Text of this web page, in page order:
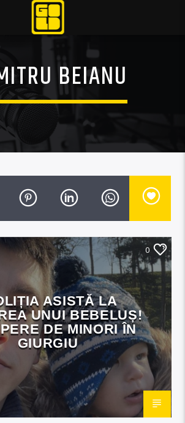
BEIANU
0
ASISTĂ LA
UNUI BEBELUȘ!
DE MINORI ÎN
GIURGIU